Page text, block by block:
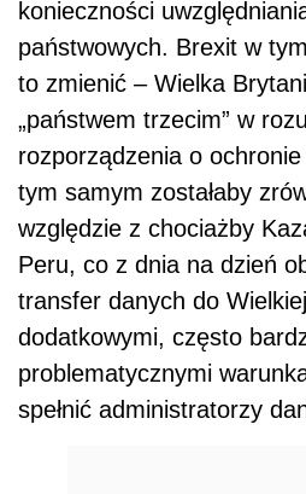
konieczności
państwowych. Brexit w
to zmienić – Wielka
„państwem trzecim” w
rozporządzenia o
tym samym zostałaby
względzie z chociażby
Peru, co z dnia na dzień
transfer danych do
dodatkowymi, często
problematycznymi
spełnić administratorzy